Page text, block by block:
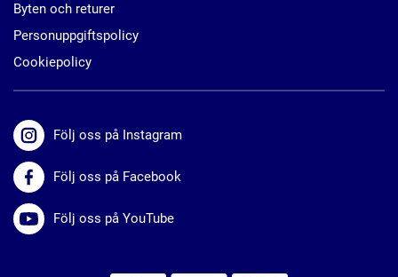
Byten och returer
Personuppgiftspolicy
Cookiepolicy
Följ oss på Instagram
Följ oss på Facebook
Följ oss på YouTube